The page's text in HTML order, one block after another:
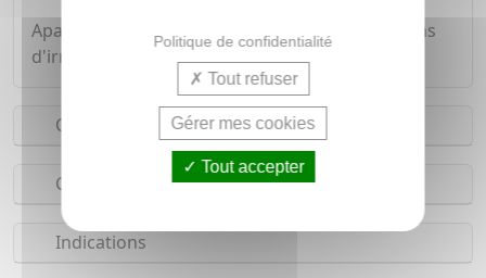
Apaise immédiatement et contrôle les sensations
d'irritation liées à la sécheresse de la peau.
Conseils d'utilisation
Composition
Indications
Politique de confidentialité
Tout refuser
Gérer mes cookies
Tout accepter